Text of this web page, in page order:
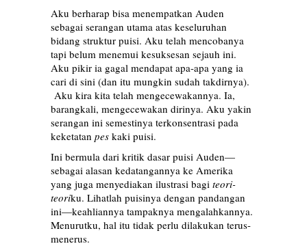
Aku berharap bisa menempatkan Auden
sebagai serangan utama atas keseluruhan
bidang struktur puisi. Aku telah mencobanya
tapi belum menemui kesuksesan sejauh ini.
Aku pikir ia gagal mendapat apa-apa yang ia
cari di sini (dan itu mungkin sudah takdirnya).
Aku kira kita telah mengecewakannya. Ia,
barangkali, mengecewakan dirinya. Aku yakin
serangan ini semestinya terkonsentrasi pada
keketatan pes kaki puisi.
Ini bermula dari kritik dasar puisi Auden—
sebagai alasan kedatangannya ke Amerika
yang juga menyediakan ilustrasi bagi teori-
teoriku. Lihatlah puisinya dengan pandangan
ini—keahliannya tampaknya mengalahkannya.
Menurutku, hal itu tidak perlu dilakukan terus-
menerus.